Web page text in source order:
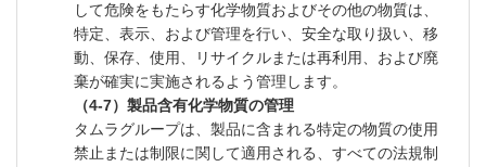
して危険をもたらす化学物質およびその他の物質は、
特定、表示、および管理を行い、安全な取り扱い、移
動、保存、使用、リサイクルまたは再利用、および廃
棄が確実に実施されるよう管理します。
（4-7）製品含有化学物質の管理
タムラグループは、製品に含まれる特定の物質の使用
禁止または制限に関して適用される、すべての法規制